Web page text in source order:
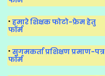
हमारे शिक्षक फोटो-फ्रेम हेतु
फॉर्म
सुगमकर्ता प्रशिक्षण प्रमाण-पत्र
फॉर्म